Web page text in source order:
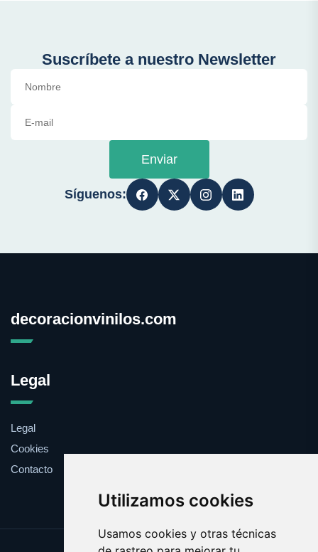
Utilizamos cookies
Usamos cookies y otras técnicas
Suscríbete a nuestro Newsletter
Enviar
Síguenos:
decoracionvinilos.com
Legal
Legal
Cookies
Contacto